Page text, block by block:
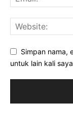
Simpan nama,
untuk lain kali